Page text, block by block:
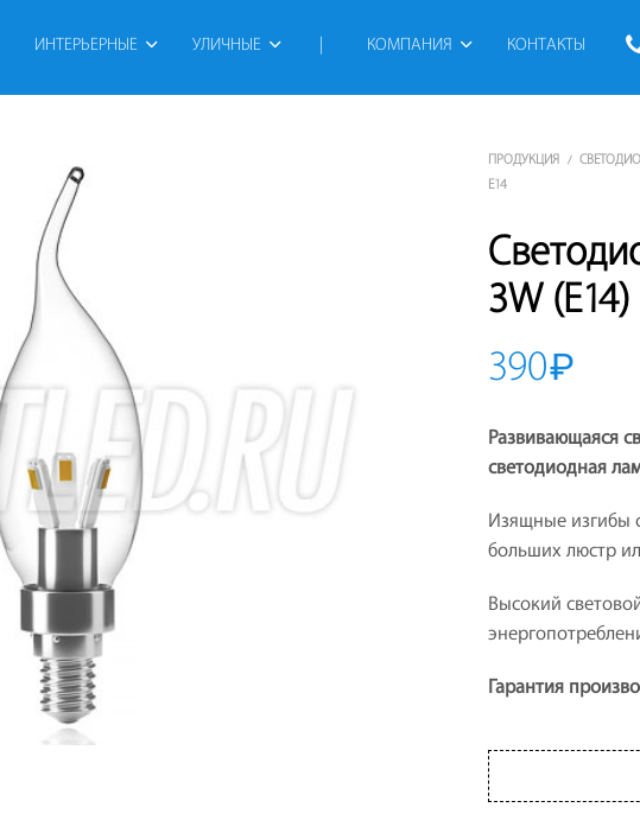
ИНТЕРЬЕРНЫЕ УЛИЧНЫЕ КОМПАНИЯ КОНТАКТЫ
ПРОДУКЦИЯ /
E14
3W (E14)
390₽
Развивающаяся
светодиодная
Изящные изгибы
больших люстр
Высокий
Гарантия